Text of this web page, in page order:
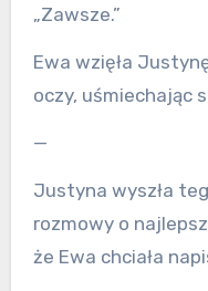
„Zawsze.”
Ewa wzięła
oczy, uśmiechając
—
Justyna wyszła
rozmowy o
że Ewa chciała